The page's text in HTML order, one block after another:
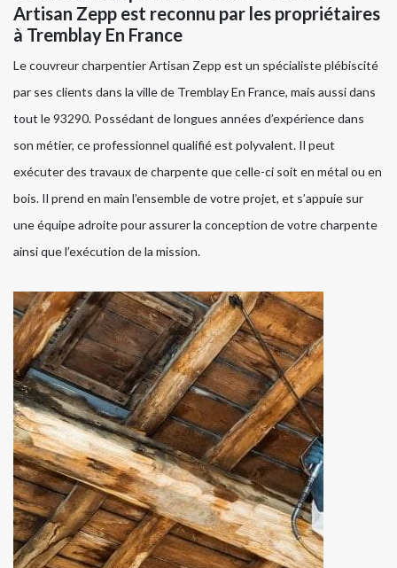
Artisan Zepp est reconnu par les propriétaires
à Tremblay En France
Le couvreur charpentier Artisan Zepp est un spécialiste plébiscité
par ses clients dans la ville de Tremblay En France, mais aussi dans
tout le 93290. Possédant de longues années d’expérience dans
son métier, ce professionnel qualifié est polyvalent. Il peut
exécuter des travaux de charpente que celle-ci soit en métal ou en
bois. Il prend en main l’ensemble de votre projet, et s’appuie sur
une équipe adroite pour assurer la conception de votre charpente
ainsi que l’exécution de la mission.